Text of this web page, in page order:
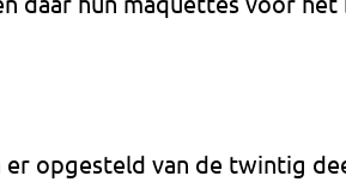
opgesteld van de twintig